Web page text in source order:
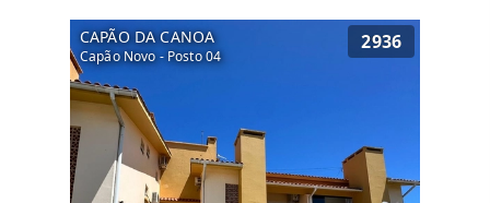
CAPÃO DA CANOA
Capão Novo - Posto 04
2936